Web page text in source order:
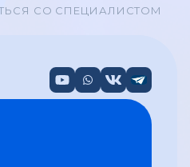
СО СПЕЦИАЛИСТОМ